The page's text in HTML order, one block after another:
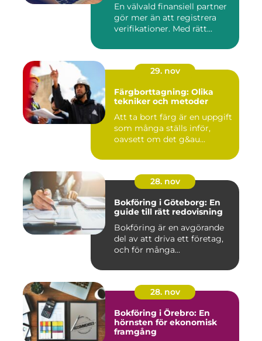
En välvald finansiell partner
gör mer än att registrera
verifikationer. Med rätt...
29. nov
Färgborttagning: Olika
tekniker och metoder
Att ta bort färg är en uppgift
som många ställs inför,
oavsett om det g&au...
28. nov
Bokföring i Göteborg: En
guide till rätt redovisning
Bokföring är en avgörande
del av att driva ett företag,
och för många...
28. nov
Bokföring i Örebro: En
hörnsten för ekonomisk
framgång